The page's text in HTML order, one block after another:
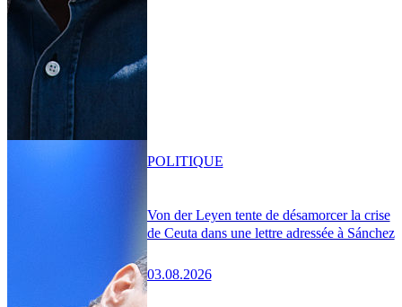
Von der Leyen tente de désamorcer la crise
de Ceuta dans une lettre adressée à Sánchez
03.08.2026
POLITIQUE